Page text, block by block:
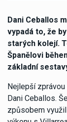
Dani Ceballos
vypadá to, že
starých kolejí.
Španělovi
základní
Nejlepší
Dani Ceballos.
způsobem